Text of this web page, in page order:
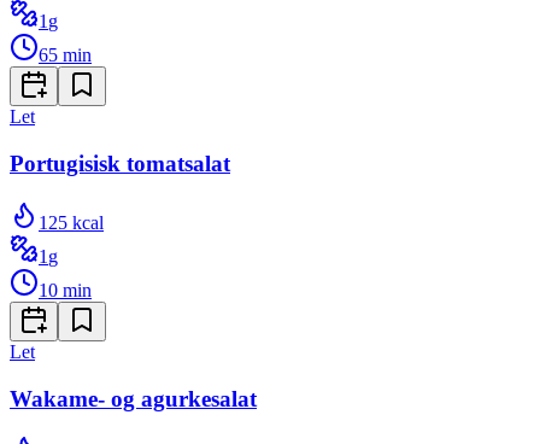
1g
65 min
Let
Portugisisk tomatsalat
125 kcal
1 g
10 min
Let
Wakame- og agurkesalat